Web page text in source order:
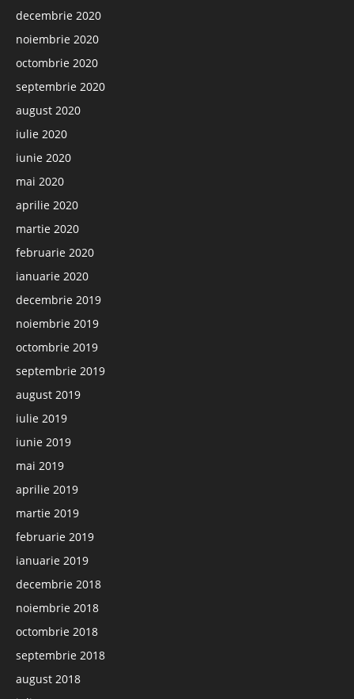
decembrie 2020
noiembrie 2020
octombrie 2020
septembrie 2020
august 2020
iulie 2020
iunie 2020
mai 2020
aprilie 2020
martie 2020
februarie 2020
ianuarie 2020
decembrie 2019
noiembrie 2019
octombrie 2019
septembrie 2019
august 2019
iulie 2019
iunie 2019
mai 2019
aprilie 2019
martie 2019
februarie 2019
ianuarie 2019
decembrie 2018
noiembrie 2018
octombrie 2018
septembrie 2018
august 2018